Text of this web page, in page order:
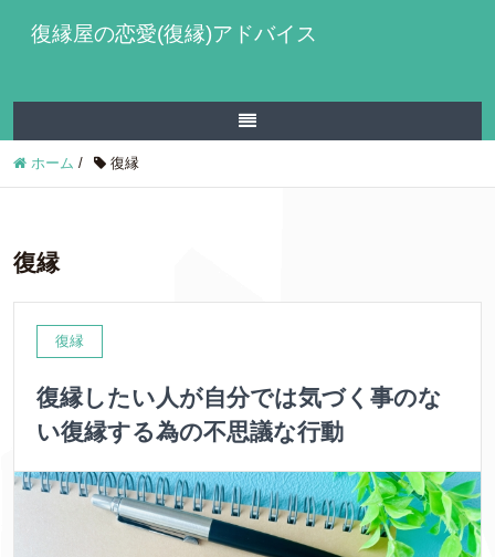
復縁屋の恋愛(復縁)アドバイス
ホーム / 復縁
復縁
復縁
復縁したい人が自分では気づく事のな
い復縁する為の不思議な行動